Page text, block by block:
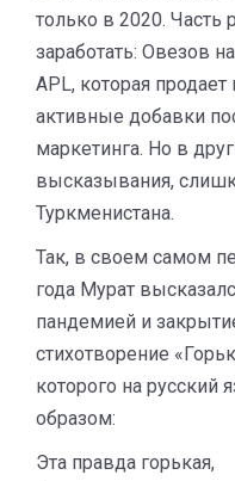
только в 2020. Часть
заработать: Овезов
APL, которая
активные добавки
маркетинга. Но в
высказывания,
Туркменистана.
Так, в своем самом
года Мурат
пандемией и
стихотворение
которого на
образом:
Эта правда горькая,